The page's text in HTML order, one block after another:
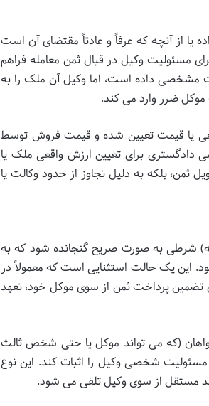
داده یا از آنچه که عرفاً و عادتاً مقتضای آن است
مسئولیت وکیل در قبال ثمن معامله فراهم
مشخصی داده است، اما وکیل آن ملک را به
موکل ضرر وارد می کند.
یا قیمت تعیین شده و قیمت فروش توسط
دادگستری برای تعیین ارزش واقعی ملک یا
ثمن، بلکه به دلیل تجاوز از حدود وکالت یا
شرطی به صورت صریح گنجانده شود که به
این یک حالت استثنایی است که معمولاً در
تضمین پرداخت ثمن از سوی موکل خود، تعهد
(که می تواند موکل یا حتی شخص ثالث
مسئولیت شخصی وکیل را اثبات کند. این نوع
مستقل از سوی وکیل تلقی می شود.